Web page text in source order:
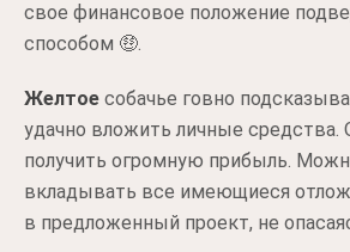
свое финансовое положение
способом 🤑.
Желтое собачье говно
удачно вложить личные средства.
получить огромную прибыль.
вкладывать все имеющиеся
в предложенный проект, не